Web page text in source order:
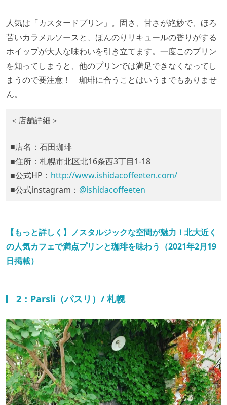
人気は「カスタードプリン」。固さ、甘さが絶妙で、ほろ
苦いカラメルソースと、ほんのりリキュールの香りがする
ホイップが大人な味わいを引き立てます。一度このプリン
を知ってしまうと、他のプリンでは満足できなくなってし
まうので要注意！ 珈琲に合うことはいうまでもありませ
ん。
＜店舗詳細＞
■店名：石田珈琲
■住所：札幌市北区北16条西3丁目1‐18
■公式HP： http://www.ishidacoffeeten.com/
■公式instagram： @ishidacoffeeten
【もっと詳しく】ノスタルジックな空間が魅力！北大近く
の人気カフェで満点プリンと珈琲を味わう（2021年2月19
日掲載）
2：Parsli（パスリ）/ 札幌